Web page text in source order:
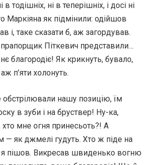
тодішніх, ні в теперішніх, і досі ні
Маркіяна як підмінили: одійшов
і, таке сказати б, аж загордував.
Піткевич представили…
благородіє! Як крикнуть, бувало,
п’яти холонуть.
обстрілювали нашу позицію, їм
в зуби і на бруствер! Ну-ка,
хто мне огня принесьоть?! А
— як джмелі гудуть. Хто ж піде на
я пішов. Викресав швиденько вогню